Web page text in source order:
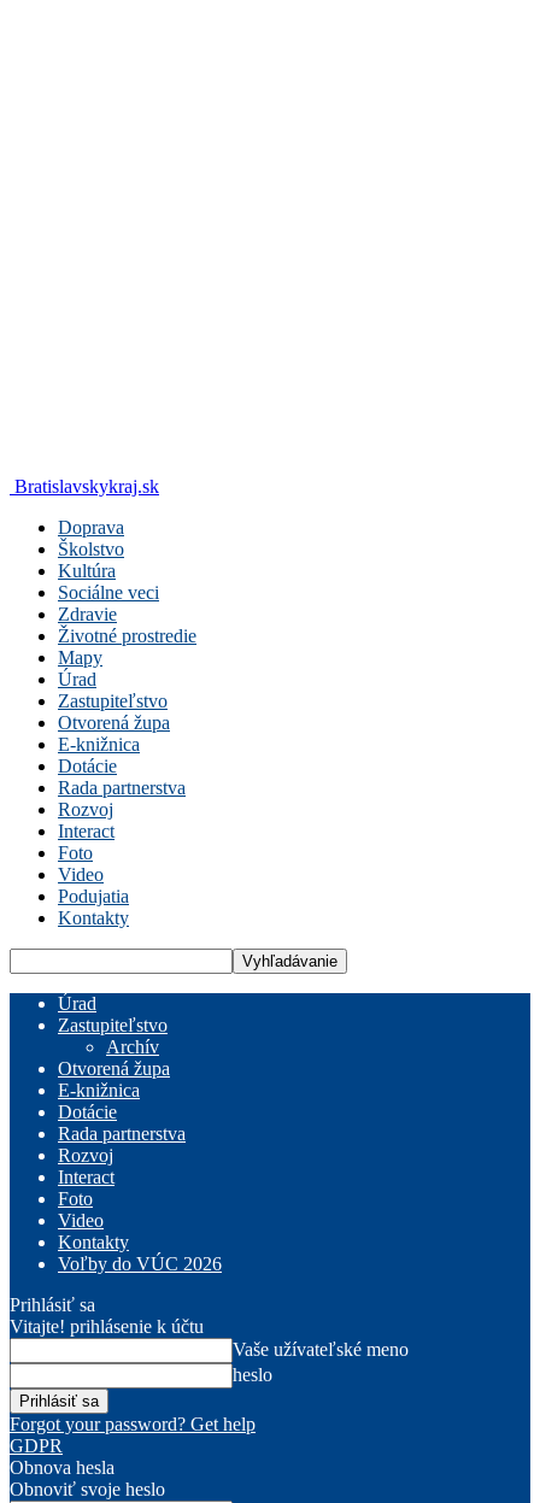
Bratislavskykraj.sk
Doprava
Školstvo
Kultúra
Sociálne veci
Zdravie
Životné prostredie
Mapy
Úrad
Zastupiteľstvo
Otvorená župa
E-knižnica
Dotácie
Rada partnerstva
Rozvoj
Interact
Foto
Video
Podujatia
Kontakty
Úrad
Zastupiteľstvo
Archív
Otvorená župa
E-knižnica
Dotácie
Rada partnerstva
Rozvoj
Interact
Foto
Video
Kontakty
Voľby do VÚC 2026
Prihlásiť sa
Vitajte! prihlásenie k účtu
Vaše užívateľské meno
heslo
Forgot your password? Get help
GDPR
Obnova hesla
Obnoviť svoje heslo